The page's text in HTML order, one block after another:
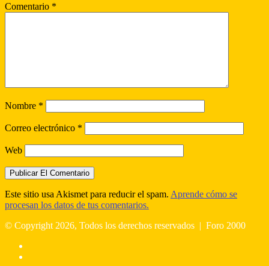
Comentario *
Nombre *
Correo electrónico *
Web
Este sitio usa Akismet para reducir el spam. Aprende cómo se
procesan los datos de tus comentarios.
© Copyright 2026, Todos los derechos reservados | Foro 2000